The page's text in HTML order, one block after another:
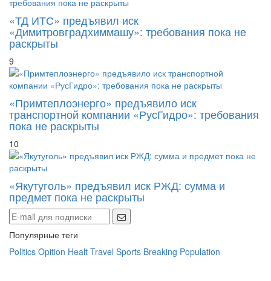
«ТД ИТС» предъявил иск
«Димитровградхиммашу»: требования пока не
раскрыты
9
«Примтеплоэнерго» предъявило иск
транспортной компании «РусГидро»: требования
пока не раскрыты
10
«Якутуголь» предъявил иск РЖД: сумма и
предмет пока не раскрыты
Популярные теги
Politics Opition Healt Travel Sports Breaking Population